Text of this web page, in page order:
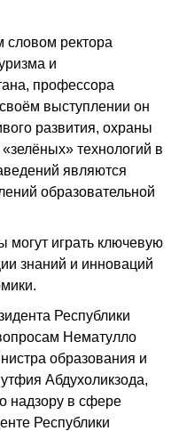
словом ректора
и
профессора
выступлении он
развития, охраны
технологий в
являются
образовательной
могут играть ключевую
знаний и инноваций
Республики
Нематулло
образования и
Абдухоликзода,
надзору в сфере
Республики